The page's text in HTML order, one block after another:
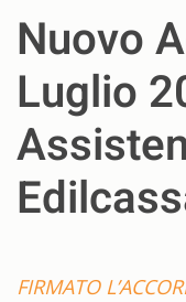
Nuovo
Luglio
FIRMATO